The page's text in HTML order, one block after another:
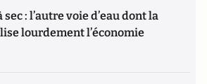
: l’autre voie d’eau dont la
lourdement l’économie